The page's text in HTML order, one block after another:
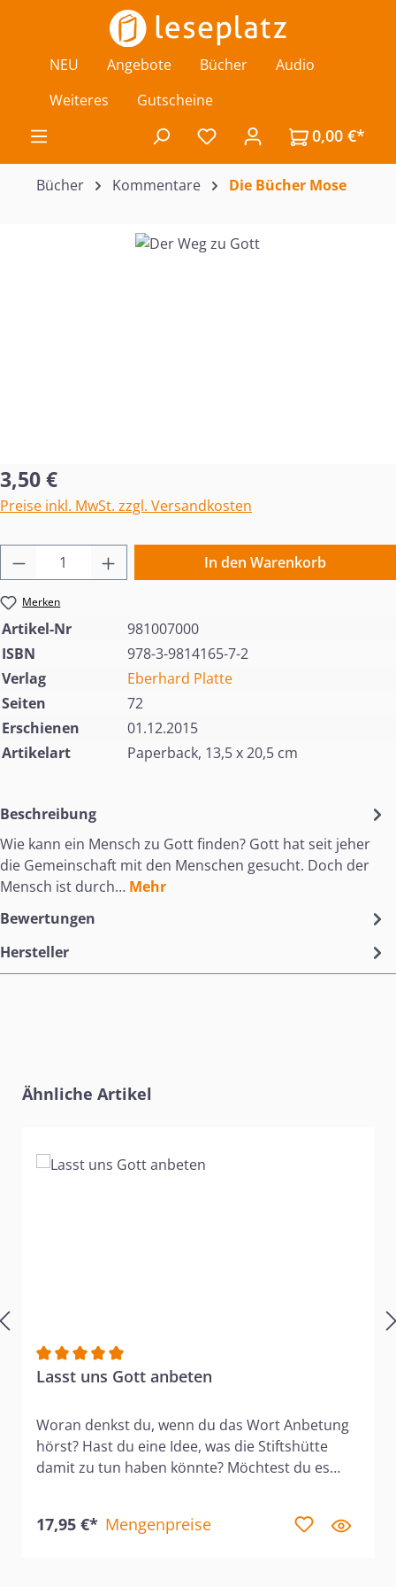
Zum Hauptinhalt springen
NEU Angebote Bücher
Audio
Weiteres
Gutscheine
Du hast 0 Produkte auf
0,00 €*
Bücher Kommentare Die Bücher Mose
Bildergalerie überspringen
Regulärer Preis:
3,50 €
Preise inkl. MwSt. zzgl. Versandkosten
Produkt Anzahl: Gib den gewünschten
In den Warenkorb
Merken
Artikel-Nr
981007000
ISBN
978-3-9814165-7-2
Verlag
Eberhard Platte
Seiten
72
Erschienen
01.12.2015
Artikelart
Paperback, 13,5 x 20,5 cm
Beschreibung
Wie kann ein Mensch zu Gott finden? Gott hat seit jeher
die Gemeinschaft mit den Menschen gesucht. Doch der
Mensch ist durch… Mehr
Bewertungen
Hersteller
Produktgalerie überspringen
Ähnliche Artikel
Durchschnittliche Bewertung von 5 von 5 Sternen
Lasst uns Gott anbeten
Woran denkst du, wenn du das Wort Anbetung
hörst? Hast du eine Idee, was die Stiftshütte
damit zu tun haben könnte? Möchtest du es
Neuen Testament handeln von der Stiftshütte.
17,95 €* Mengenpreise